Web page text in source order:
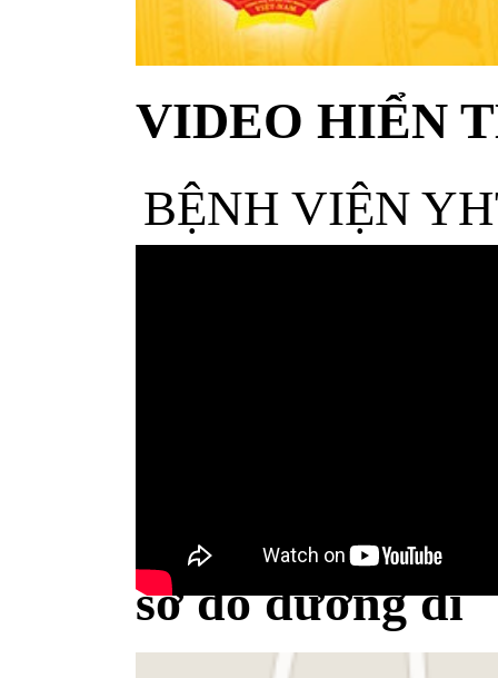
VIDEO HIỂN
BỆNH VIỆN
sơ đồ đường đi